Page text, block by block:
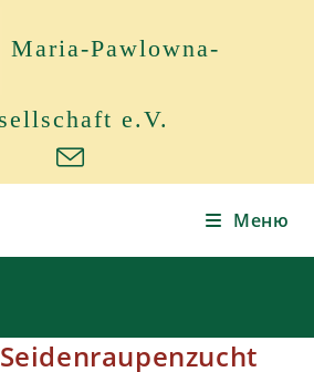
Maria-Pawlowna-
e.V.
Меню